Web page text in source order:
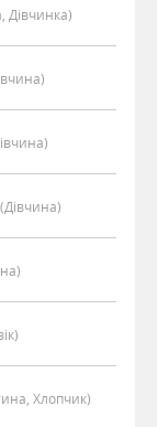
Дівчинка)
(дівчина)
Хлопчик)